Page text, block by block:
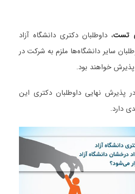
تست، داوطلبان دکتری دانشگاه آزاد
سایر دانشگاه‌ها ملزم به شرکت در
خواهند بود.
در پذیرش نهایی داوطلبان دکتری این